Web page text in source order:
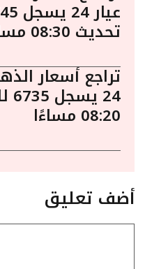
تحديث 08:30 مساءًا
تراجع أسعار
08:20 مساءًا
أضف تعليق